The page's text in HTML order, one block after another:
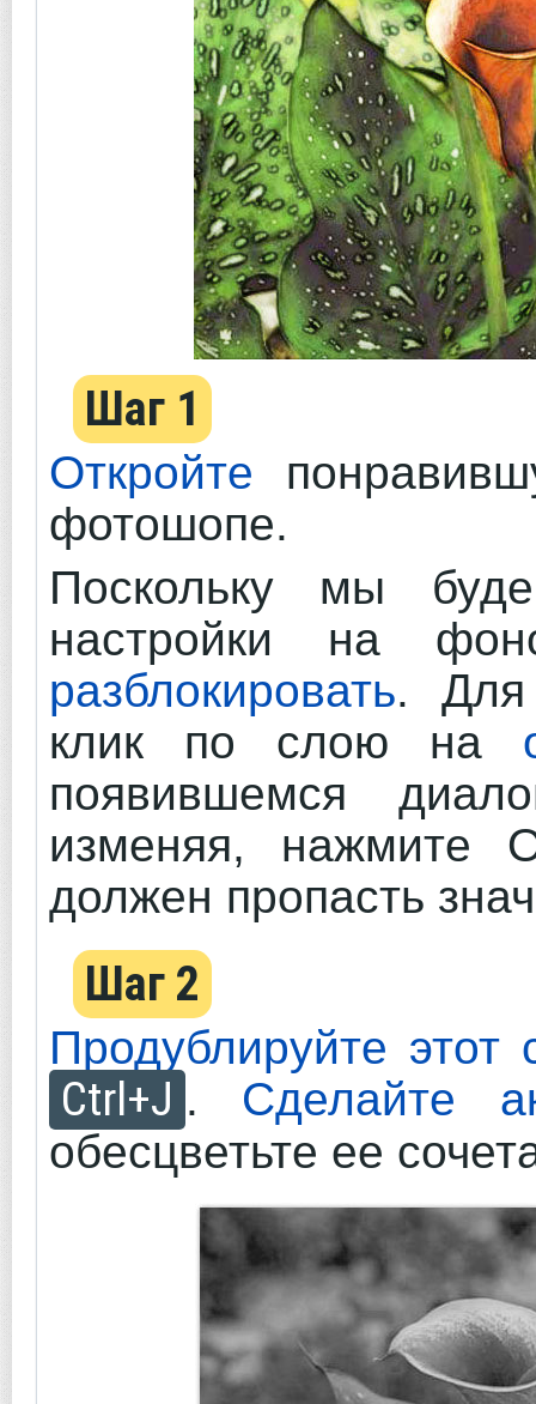
Шаг 1
Откройте
фотошопе.
Поскольку мы
настройки на
разблокировать. Для
клик по слою на
появившемся
изменяя, нажмите
должен пропасть
Шаг 2
Продублируйте этот
Ctrl+J . Сделайте
обесцветьте ее